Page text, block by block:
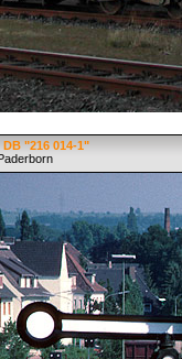
"216 014-1"